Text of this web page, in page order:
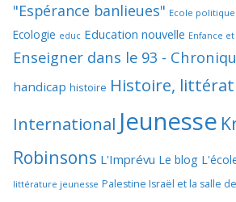
"Espérance banlieues" Ecole
Ecologie educ Education nouvelle Enfance
Enseigner dans le 93 -
handicap histoire Histoire,
International Jeunesse
Robinsons L'Imprévu Le blog
littérature jeunesse Palestine Israël et la salle